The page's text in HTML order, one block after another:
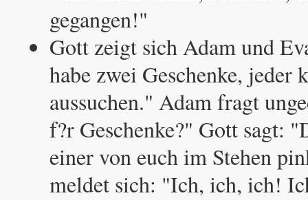
gegangen!"
Gott zeigt sich Adam und
habe zwei Geschenke, jeder
aussuchen." Adam fragt
f?r Geschenke?" Gott sagt:
einer von euch im Stehen
meldet sich: "Ich, ich, ich!